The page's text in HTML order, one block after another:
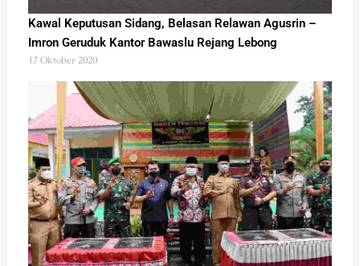
Kawal Keputusan Sidang, Belasan Relawan Agusrin –
Imron Geruduk Kantor Bawaslu Rejang Lebong
17 Oktober 2020